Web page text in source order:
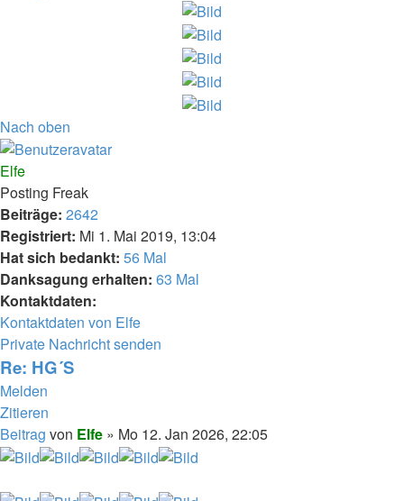
Nach oben
Elfe
Posting Freak
Beiträge: 2642
Registriert: Mi 1. Mai 2019, 13:04
Hat sich bedankt: 56 Mal
Danksagung erhalten: 63 Mal
Kontaktdaten:
Kontaktdaten von Elfe
Private Nachricht senden
Re: HG´S
Melden
Zitieren
Beitrag von Elfe » Mo 12. Jan 2026, 22:05